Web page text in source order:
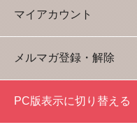
マイアカウント
メルマガ登録・解除
PC版表示に切り替える